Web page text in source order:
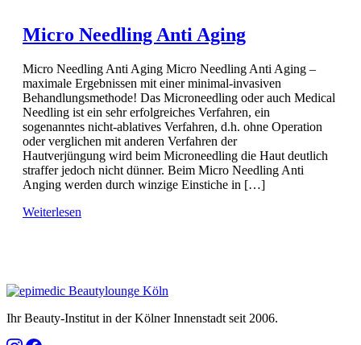
Micro Needling Anti Aging
Micro Needling Anti Aging Micro Needling Anti Aging –
maximale Ergebnissen mit einer minimal-invasiven
Behandlungsmethode! Das Microneedling oder auch Medical
Needling ist ein sehr erfolgreiches Verfahren, ein
sogenanntes nicht-ablatives Verfahren, d.h. ohne Operation
oder verglichen mit anderen Verfahren der
Hautverjüngung wird beim Microneedling die Haut deutlich
straffer jedoch nicht dünner. Beim Micro Needling Anti
Anging werden durch winzige Einstiche in […]
Weiterlesen
Ihr Beauty-Institut in der Kölner Innenstadt seit 2006.